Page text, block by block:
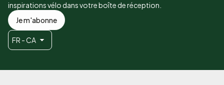
inspirations vélo dans votre boîte de réception.
Je m'abonne
FR - CA